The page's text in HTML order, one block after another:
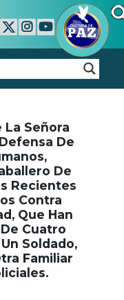
Señora
De
De
Recientes
Contra
Que Han
Cuatro
Soldado,
Familiar